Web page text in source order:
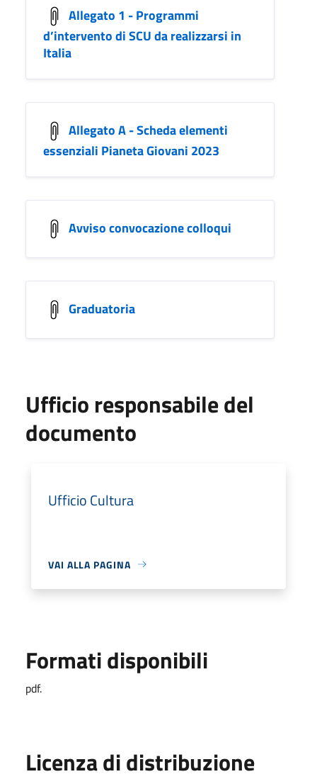
Allegato 1 - Programmi
d’intervento di SCU da realizzarsi in
Italia
Allegato A - Scheda elementi
essenziali Pianeta Giovani 2023
Avviso convocazione colloqui
Graduatoria
Ufficio responsabile del
documento
Ufficio Cultura
VAI ALLA PAGINA
Formati disponibili
pdf.
Licenza di distribuzione